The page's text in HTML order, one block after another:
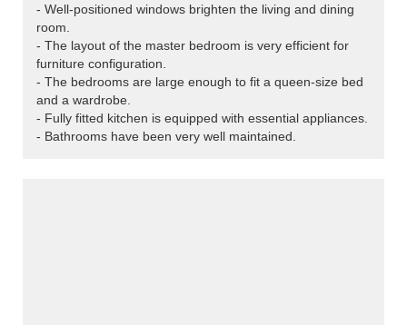
- Well-positioned windows brighten the living and dining
room.
- The layout of the master bedroom is very efficient for
furniture configuration.
- The bedrooms are large enough to fit a queen-size bed
and a wardrobe.
- Fully fitted kitchen is equipped with essential appliances.
- Bathrooms have been very well maintained.